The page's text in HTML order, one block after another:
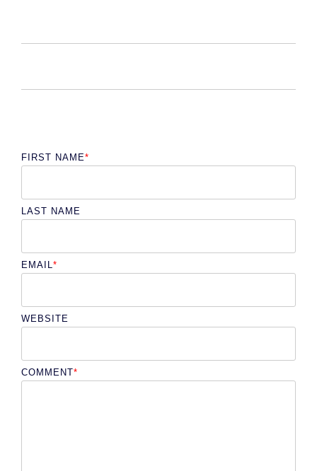
FIRST NAME*
LAST NAME
EMAIL*
WEBSITE
COMMENT*